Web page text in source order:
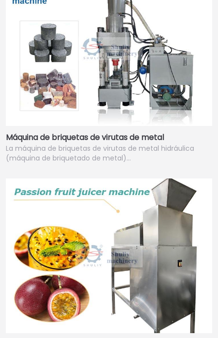
Máquina de briquetas de virutas de metal
La máquina de briquetas de virutas de metal hidráulica
(máquina de briquetado de metal)…